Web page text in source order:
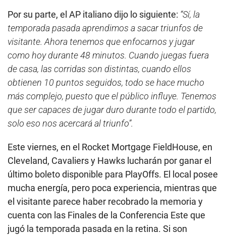
Por su parte, el AP italiano dijo lo siguiente: “Sí, la
temporada pasada aprendimos a sacar triunfos de
visitante. Ahora tenemos que enfocarnos y jugar
como hoy durante 48 minutos. Cuando juegas fuera
de casa, las corridas son distintas, cuando ellos
obtienen 10 puntos seguidos, todo se hace mucho
más complejo, puesto que el público influye. Tenemos
que ser capaces de jugar duro durante todo el partido,
solo eso nos acercará al triunfo”.
Este viernes, en el Rocket Mortgage FieldHouse, en
Cleveland, Cavaliers y Hawks lucharán por ganar el
último boleto disponible para PlayOffs. El local posee
mucha energía, pero poca experiencia, mientras que
el visitante parece haber recobrado la memoria y
cuenta con las Finales de la Conferencia Este que
jugó la temporada pasada en la retina. Si son